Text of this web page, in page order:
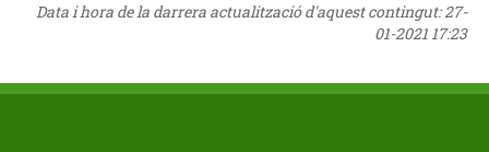
Data i hora de la darrera actualització d'aquest contingut:27-
01-2021 17:23